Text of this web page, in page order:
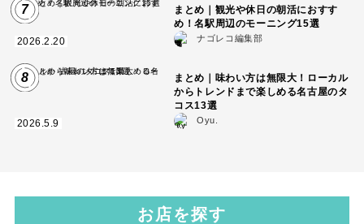
7
2026.2.20
まとめ｜観光や休日の朝活におすす
め！名駅周辺のモーニング15選
ナゴレコ編集部
8
2026.5.9
まとめ｜味わい方は無限大！ローカル
からトレンドまで楽しめる名古屋のタ
コス13選
Oyu.
お店を探す